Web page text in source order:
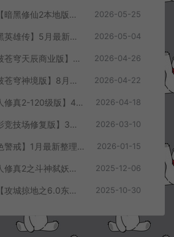
典藏暗黑修仙页游【暗黑修仙2本地版】5月最新整理Win一键服务端+配套注册网页+GM工具+PC客户端+详细搭建教程 2026-05-25
文字传奇页游【暗黑英雄传】5月最新整理Win半手工服务端+GM充值后台+详细搭建教程 2026-05-04
稀有精品页游【斗破苍穹天辰商业版】4月最新整理Linux手工服务端+管理后台+详细外网搭建教程 2026-04-26
稀有精品页游【斗破苍穹神境版】8月最新整理Linux手工服务端+管理后台+详细外网搭建教程 2026-04-22
玄幻修真页游【凡人修真2-120级版】4月最新整理Win一键服务端+GM工具+详细搭建教程 2026-04-18
火影文字页游【火影竞技场修复版】3月最新整理Linux手工服务端+Win一键服务端+管理后台+详细搭建教程 2026-03-10
典藏休闲页游【红色警戒】1月最新整理Linux手工服务端+Win一键服务端+解压即玩+简易安卓客户端+详细搭建教程 2026-01-15
玄幻修真页游【凡人修真2之斗神弑妖】12月最新整理Win一键服务端+GM工具+详细搭建教程 2025-12-06
三国策略国战页游【攻城掠地之6.0东吴大帝版】10月最新整理Win一键服务端+管理后台+详细外网搭建教程 2025-10-30